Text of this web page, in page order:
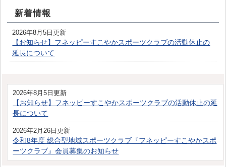
新着情報
2026年8月5日更新
【お知らせ】フネッピーすこやかスポーツクラブの活動休止の
延長について
2026年8月5日更新
【お知らせ】フネッピーすこやかスポーツクラブの活動休止の延
長について
2026年2月26日更新
令和8年度 総合型地域スポーツクラブ『フネッピーすこやかスポ
ーツクラブ』会員募集のお知らせ